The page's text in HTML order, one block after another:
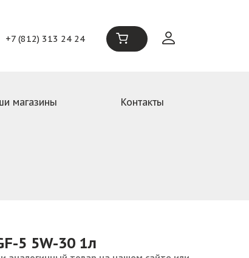
+7 (812) 313 24 24
магазины Контакты
5 5W-30 1л